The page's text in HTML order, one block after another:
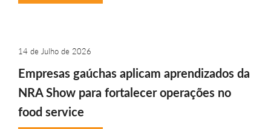
14 de Julho de 2026
Empresas gaúchas aplicam aprendizados da
NRA Show para fortalecer operações no
food service